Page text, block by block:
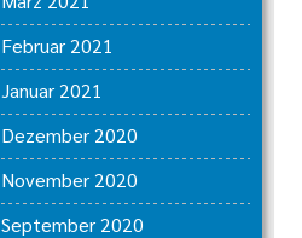
Februar 2021
Januar 2021
Dezember 2020
November 2020
September 2020